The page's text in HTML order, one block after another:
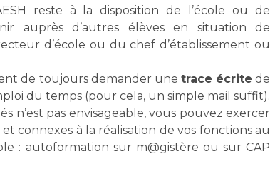
reste à la disposition de l’école ou de
auprès d’autres élèves en situation de
d’école ou du chef d’établissement ou
de toujours demander une trace écrite de
du temps (pour cela, un simple mail suffit).
n’est pas envisageable, vous pouvez exercer
connexes à la réalisation de vos fonctions au
: autoformation sur m@gistère ou sur CAP